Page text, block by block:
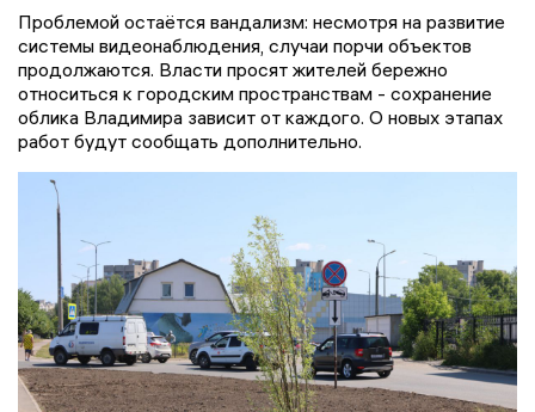
Проблемой остаётся вандализм: несмотря на развитие
системы видеонаблюдения, случаи порчи объектов
продолжаются. Власти просят жителей бережно
относиться к городским пространствам - сохранение
облика Владимира зависит от каждого. О новых этапах
работ будут сообщать дополнительно.